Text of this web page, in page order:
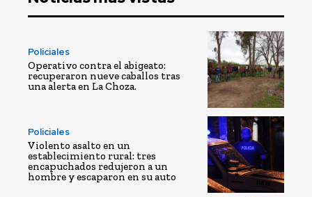
Policiales
Operativo contra el abigeato:
recuperaron nueve caballos tras
una alerta en La Choza.
Policiales
Violento asalto en un
establecimiento rural: tres
encapuchados redujeron a un
hombre y escaparon en su auto